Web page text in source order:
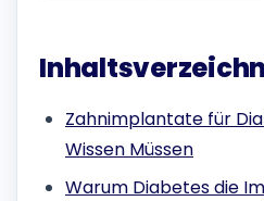
Zahnimplantate für
Wissen Müssen
Warum Diabetes die